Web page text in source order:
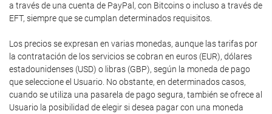
a través de una cuenta de PayPal, con Bitcoins o incluso a través de
EFT, siempre que se cumplan determinados requisitos.
Los precios se expresan en varias monedas, aunque las tarifas por
la contratación de los servicios se cobran en euros (EUR), dólares
estadounidenses (USD) o libras (GBP), según la moneda de pago
que seleccione el Usuario. No obstante, en determinados casos,
cuando se utiliza una pasarela de pago segura, también se ofrece al
Usuario la posibilidad de elegir si desea pagar con una moneda